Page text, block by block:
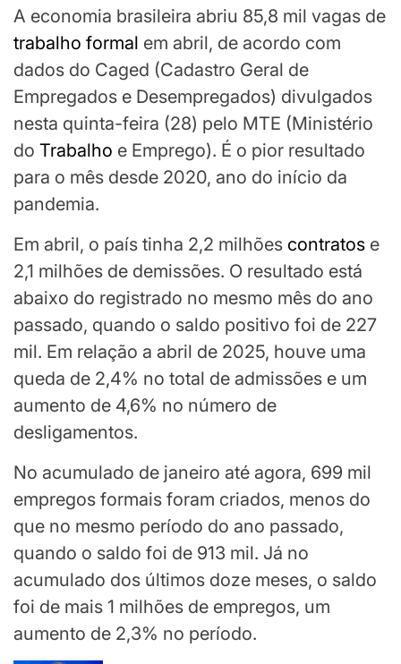
A economia brasileira abriu 85,8 mil vagas de
trabalho formal em abril, de acordo com
dados do Caged (Cadastro Geral de
Empregados e Desempregados) divulgados
nesta quinta-feira (28) pelo MTE (Ministério
do Trabalho e Emprego). É o pior resultado
para o mês desde 2020, ano do início da
pandemia.
Em abril, o país tinha 2,2 milhões contratos e
2,1 milhões de demissões. O resultado está
abaixo do registrado no mesmo mês do ano
passado, quando o saldo positivo foi de 227
mil. Em relação a abril de 2025, houve uma
queda de 2,4% no total de admissões e um
aumento de 4,6% no número de
desligamentos.
No acumulado de janeiro até agora, 699 mil
empregos formais foram criados, menos do
que no mesmo período do ano passado,
quando o saldo foi de 913 mil. Já no
acumulado dos últimos doze meses, o saldo
foi de mais 1 milhões de empregos, um
aumento de 2,3% no período.